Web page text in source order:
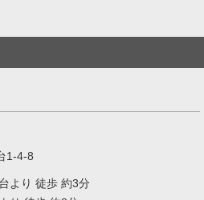
1-4-8
より 徒歩 約3分